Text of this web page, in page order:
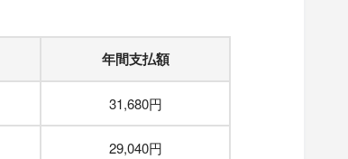
年間支払額
31,680円
29,040円